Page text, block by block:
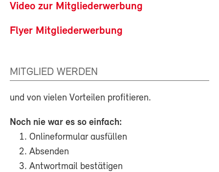
Video zur Mitgliederwerbung
Flyer Mitgliederwerbung
MITGLIED WERDEN
und von vielen Vorteilen profitieren.
Noch nie war es so einfach:
Onlineformular ausfüllen
Absenden
Antwortmail bestätigen